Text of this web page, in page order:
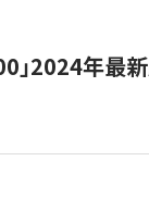
」2024年最